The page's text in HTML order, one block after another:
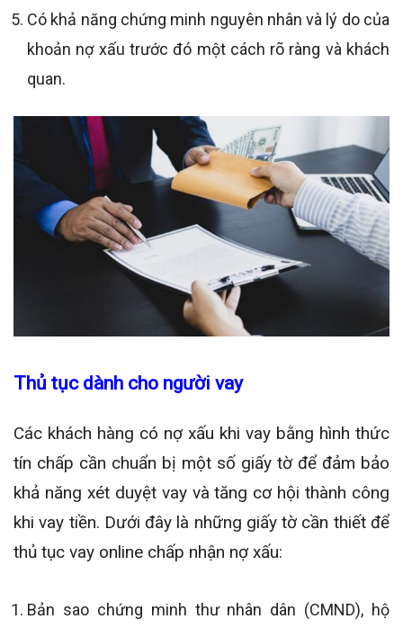
Có khả năng chứng minh nguyên nhân và lý do của
khoản nợ xấu trước đó một cách rõ ràng và khách
quan.
Thủ tục dành cho người vay
Các khách hàng có nợ xấu khi vay bằng hình thức
tín chấp cần chuẩn bị một số giấy tờ để đảm bảo
khả năng xét duyệt vay và tăng cơ hội thành công
khi vay tiền. Dưới đây là những giấy tờ cần thiết để
thủ tục vay online chấp nhận nợ xấu:
Bản sao chứng minh thư nhân dân (CMND), hộ